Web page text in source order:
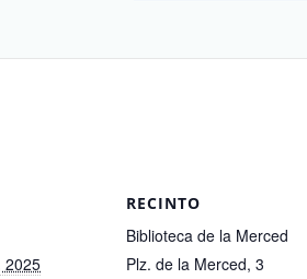
2025
RECINTO
Biblioteca de la Merced
Plz. de la Merced, 3